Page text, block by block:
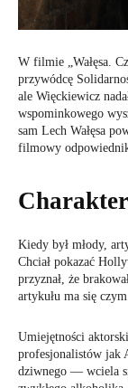
W filmie „Wałęsa.
przywódcę
ale Więckiewicz
wspominkowego
sam Lech Wałęsa
filmowy
Kiedy był młody,
Chciał pokazać
przyznał, że
artykułu ma się
Umiejętności
profesjonalistów jak
dziwnego — wciela